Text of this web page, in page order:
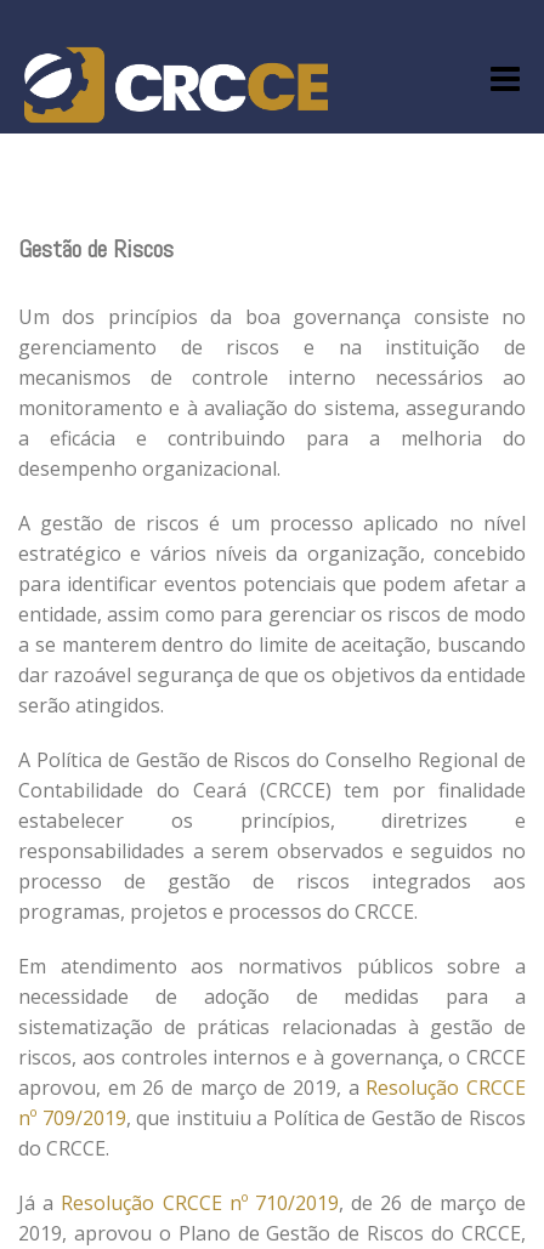
content
Gestão de Riscos
Um dos princípios da boa governança consiste no
gerenciamento de riscos e na instituição de
mecanismos de controle interno necessários ao
monitoramento e à avaliação do sistema, assegurando
a eficácia e contribuindo para a melhoria do
desempenho organizacional.
A gestão de riscos é um processo aplicado no nível
estratégico e vários níveis da organização, concebido
para identificar eventos potenciais que podem afetar a
entidade, assim como para gerenciar os riscos de modo
a se manterem dentro do limite de aceitação, buscando
dar razoável segurança de que os objetivos da entidade
serão atingidos.
A Política de Gestão de Riscos do Conselho Regional de
Contabilidade do Ceará (CRCCE) tem por finalidade
estabelecer os princípios, diretrizes e
responsabilidades a serem observados e seguidos no
processo de gestão de riscos integrados aos
programas, projetos e processos do CRCCE.
Em atendimento aos normativos públicos sobre a
necessidade de adoção de medidas para a
sistematização de práticas relacionadas à gestão de
riscos, aos controles internos e à governança, o CRCCE
aprovou, em 26 de março de 2019, a Resolução CRCCE
nº 709/2019, que instituiu a Política de Gestão de Riscos
do CRCCE.
Já a Resolução CRCCE nº 710/2019, de 26 de março de
2019, aprovou o Plano de Gestão de Riscos do CRCCE,